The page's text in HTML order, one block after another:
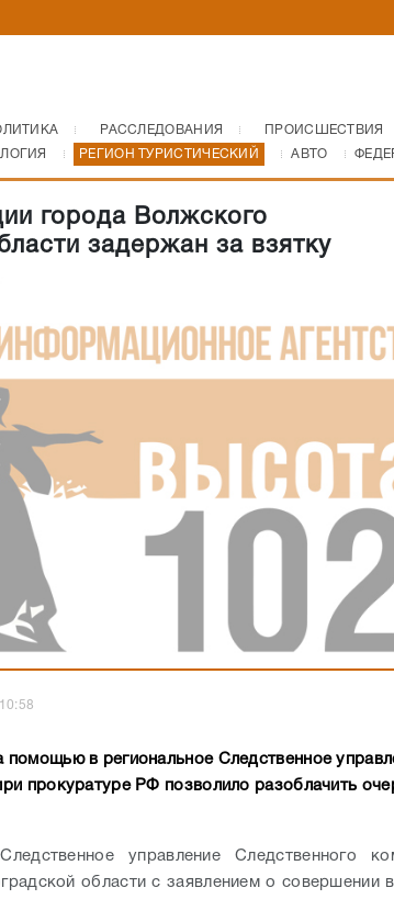
РАССЛЕДОВАНИЯ ПРОИСШЕСТВИЯ
РЕГИОН ТУРИСТИЧЕСКИЙ АВТО
города Волжского
задержан за взятку
в региональное Следственное
прокуратуре РФ позволило разоблачить
управление Следственного
области с заявлением о совершении